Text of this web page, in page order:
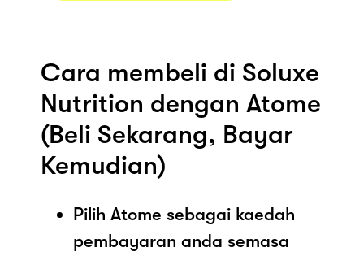
Cara membeli di Soluxe
Nutrition dengan Atome
(Beli Sekarang, Bayar
Kemudian)
Pilih Atome sebagai kaedah
pembayaran anda semasa